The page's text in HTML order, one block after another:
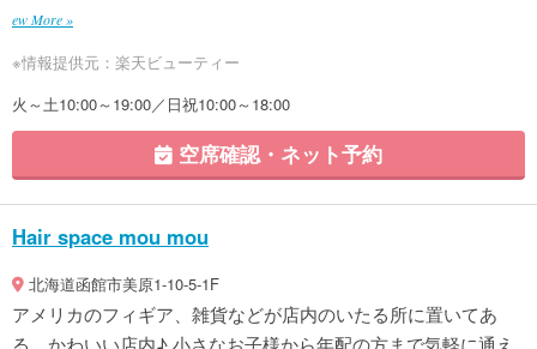
ew More »
※情報提供元：楽天ビューティー
火～土10:00～19:00／日祝10:00～18:00
空席確認・ネット予約
Hair space mou mou
北海道函館市美原1-10-5-1F
アメリカのフィギア、雑貨などが店内のいたる所に置いてあ
る、かわいい店内♪ 小さなお子様から年配の方まで気軽に通え